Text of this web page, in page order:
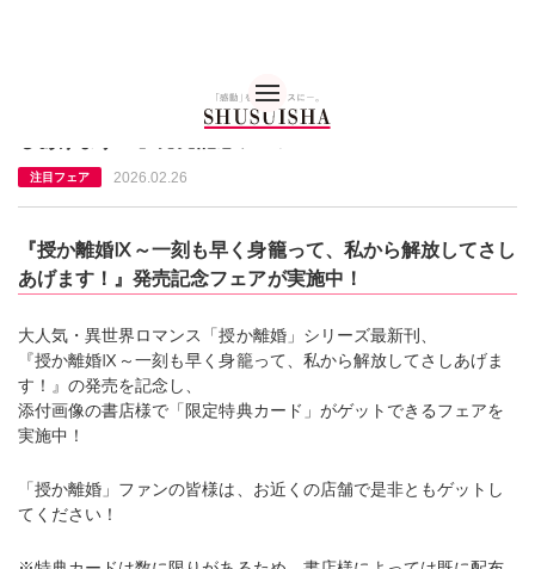
『授か離婚Ⅸ～一刻も早く身籠って、私から解放してさ
注目フェア 2026.02.26
『授か離婚Ⅸ～一刻も早く身籠って、私から解放してさし
あげます！』発売記念フェアが実施中！
大人気・異世界ロマンス「授か離婚」シリーズ最新刊、
『授か離婚Ⅸ～一刻も早く身籠って、私から解放してさしあげま
す！』の発売を記念し、
添付画像の書店様で「限定特典カード」がゲットできるフェアを
実施中！
「授か離婚」ファンの皆様は、お近くの店舗で是非ともゲットし
てください！